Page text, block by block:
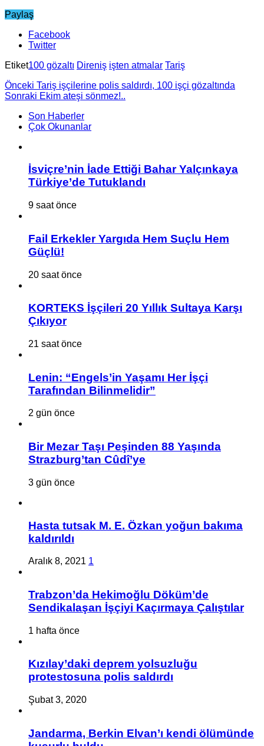
Paylaş
Facebook
Twitter
Etiket100 gözaltı Direniş işten atmalar Tariş
Önceki Tariş işçilerine polis saldırdı, 100 işçi gözaltında
Sonraki Ekim ateşi sönmez!..
Son Haberler
Çok Okunanlar
İsviçre’nin İade Ettiği Bahar Yalçınkaya
Türkiye’de Tutuklandı
9 saat önce
Fail Erkekler Yargıda Hem Suçlu Hem
Güçlü!
20 saat önce
KORTEKS İşçileri 20 Yıllık Sultaya Karşı
Çıkıyor
21 saat önce
Lenin: “Engels’in Yaşamı Her İşçi
Tarafından Bilinmelidir”
2 gün önce
Bir Mezar Taşı Peşinden 88 Yaşında
Strazburg’tan Cûdî’ye
3 gün önce
Hasta tutsak M. E. Özkan yoğun bakıma
kaldırıldı
Aralık 8, 2021 1
Trabzon’da Hekimoğlu Döküm’de
Sendikalaşan İşçiyi Kaçırmaya Çalıştılar
1 hafta önce
Kızılay’daki deprem yolsuzluğu
protestosuna polis saldırdı
Şubat 3, 2020
Jandarma, Berkin Elvan’ı kendi ölümünde